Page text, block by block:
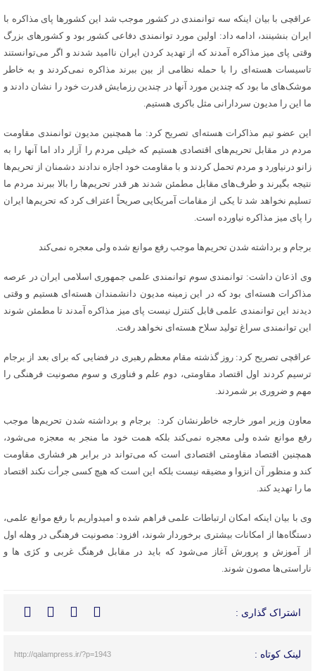
عراقچی با بیان اینکه سه توانمندی در کشور موجب شد این کشورها پای مذاکره با
ایران بنشینند، ادامه داد: اولین مورد توانمندی دفاعی کشور بود و کشورهای بزرگ
وقتی پای میز مذاکره آمدند که از تهدید کردن ایران ناامید شدند و اگر می‌توانستند
تاسیسات هسته‌ای را با حمله نظامی از بین ببرند مذاکره نمی‌کردند و به خاطر
موشک‌های ما بود که چندین مورد آنها در چندین رزمایش قدرت خود را نشان دادند و
ما این را مدیون سردارانی مثل باکری هستیم.
این عضو تیم مذاکرات هسته‌ای تصریح کرد: ما همچنین مدیون توانمندی مقاومت
مردم در مقابل تحریم‌های اقتصادی هستیم که خیلی مردم را آزار داد اما آنها را به
زانو درنیاورد و مردم تحمل کردند و با مقاومت خود اجازه ندادند دشمنان از تحریم‌ها
نتیجه بگیرند و طرف‌های مقابل مطمئن شدند هر قدر تحریم‌ها را بالا ببرند مردم ما
تسلیم نخواهد شد تا یکی از مقامات آمریکایی صریحاً اعتراف کرد که تحریم‌ها ایران
را پای میز مذاکره نیاورده است.
برجام و برداشته شدن تحریم‌ها موجب رفع موانع شده ولی معجره نمی‌کند
وی اذعان داشت: توانمندی سوم توانمندی علمی جمهوری اسلامی ایران در عرصه
مذاکرات هسته‌ای بود که در این زمینه مدیون دانشمندان هسته‌ای هستیم و وقتی
دیدند این توانمندی علمی قابل کنترل نیست پای میز مذاکره آمدند تا مطمئن شوند
این توانمندی سراغ تولید سلاح هسته‌ای نخواهد رفت.
عراقچی تصریح کرد: روز گذشته مقام معظم رهبری در فضایی که برای بعد از برجام
ترسیم کردند اول اقتصاد مقاومتی، دوم علم و فناوری و سوم مصونیت فرهنگی را
مهم و ضروری بر شمردند.
معاون وزیر امور خارجه خاطرنشان کرد: برجام و برداشته شدن تحریم‌ها موجب
رفع موانع شده ولی معجره نمی‌کند بلکه همت خود ما منجر به معجزه می‌شود،
همچنین اقتصاد مقاومتی اقتصادی است که می‌تواند در برابر هر فشاری مقاومت
کند و منظور آن انزوا و مضیقه نیست بلکه این است که هیچ کسی جرأت نکند اقتصاد
ما را تهدید کند.
وی با بیان اینکه امکان ارتباطات علمی فراهم شده و امیدواریم با رفع موانع علمی،
دستگاه‌ها از امکانات بیشتری برخوردار شوند، افزود: مصونیت فرهنگی در وهله اول
از آموزش و پرورش آغاز می‌شود که باید در مقابل فرهنگ غربی و کژی ها و
ناراستی‌ها مصون شوند.
اشتراک گذاری :
لینک کوتاه : http://qalampress.ir/?p=1943